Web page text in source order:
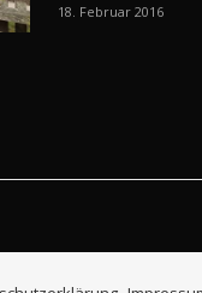
18. Februar 2016